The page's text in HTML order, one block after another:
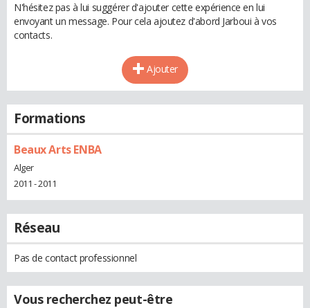
N'hésitez pas à lui suggérer d'ajouter cette expérience en lui
envoyant un message. Pour cela ajoutez d'abord Jarboui à vos
contacts.
Ajouter
Formations
Beaux Arts ENBA
Alger
2011 - 2011
Réseau
Pas de contact professionnel
Vous recherchez peut-être